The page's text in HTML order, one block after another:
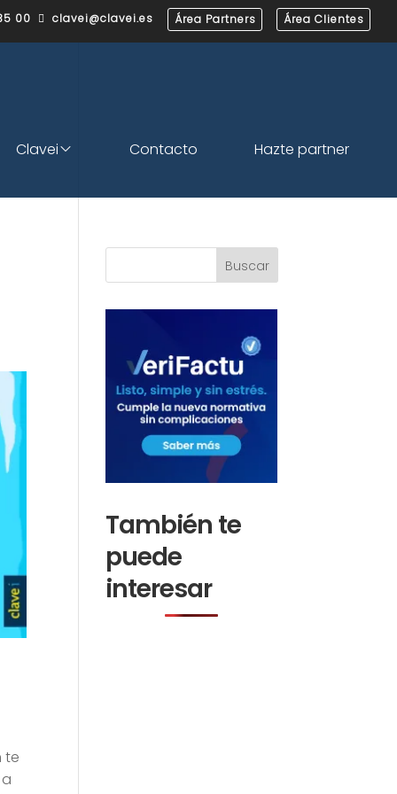
00  clavei@clavei.es Área Partners Área Clientes
Clavei Contacto Hazte partner
te
También te
puede
interesar